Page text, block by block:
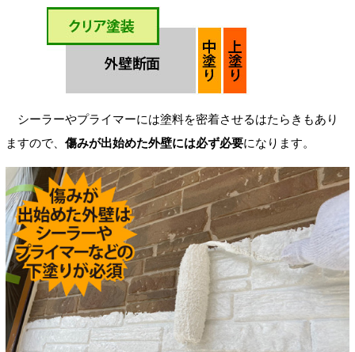
シーラーやプライマーには塗料を密着させるはたらきもあり
ますので、 傷みが出始めた外壁には必ず必要になります。